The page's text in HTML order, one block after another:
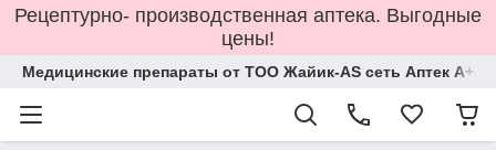
Рецептурно- производственная аптека. Выгодные
цены!
Медицинские препараты от ТОО Жайик-AS сеть Аптек А+